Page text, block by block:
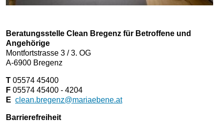
Beratungsstelle Clean Bregenz für Betroffene und
Angehörige
Montfortstrasse 3 / 3. OG
A-6900 Bregenz
T 05574 45400
F 05574 45400 - 4204
E clean.bregenz@mariaebene.at
Barrierefreiheit